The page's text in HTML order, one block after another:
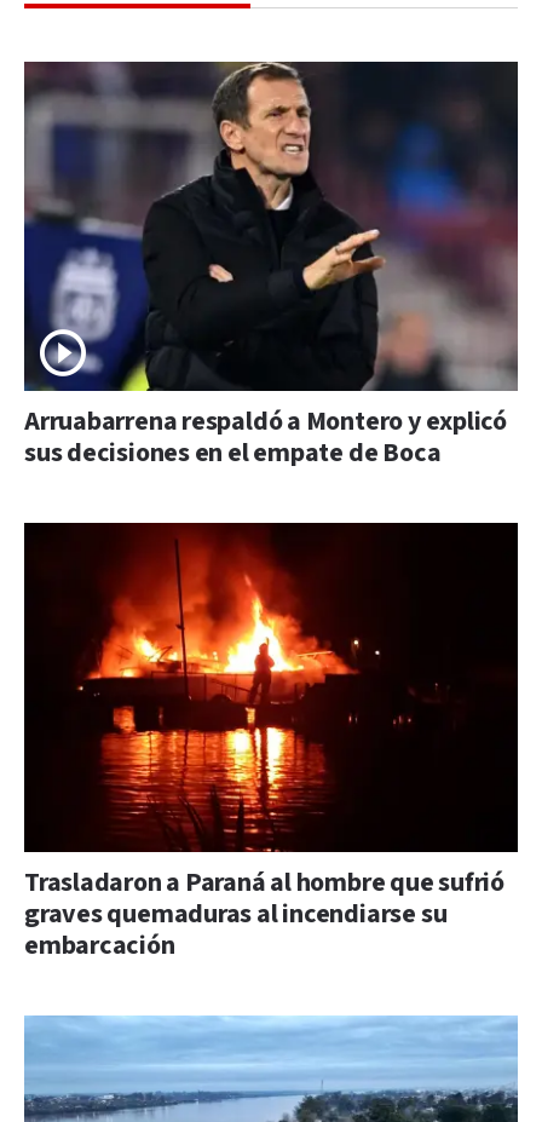
Arruabarrena respaldó a Montero y explicó
sus decisiones en el empate de Boca
Trasladaron a Paraná al hombre que sufrió
graves quemaduras al incendiarse su
embarcación